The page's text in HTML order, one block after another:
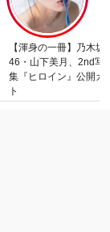
【渾身の一冊】乃木坂
46・山下美月、2nd写
集『ヒロイン』公開カ
ト